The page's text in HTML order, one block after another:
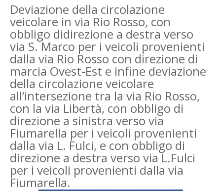
Deviazione della circolazione
veicolare in via Rio Rosso, con
obbligo didirezione a destra verso
via S. Marco per i veicoli provenienti
dalla via Rio Rosso con direzione di
marcia Ovest-Est e infine deviazione
della circolazione veicolare
all’intersezione tra la via Rio Rosso,
con la via Libertà, con obbligo di
direzione a sinistra verso via
Fiumarella per i veicoli provenienti
dalla via L. Fulci, e con obbligo di
direzione a destra verso via L.Fulci
per i veicoli provenienti dalla via
Fiumarella.